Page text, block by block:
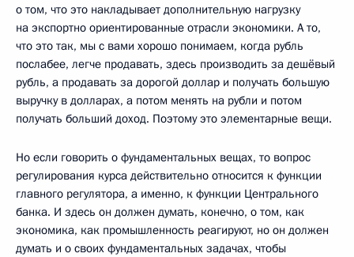
о том, что это накладывает дополнительную нагрузку
на экспортно ориентированные отрасли экономики. А то,
что это так, мы с вами хорошо понимаем, когда рубль
послабее, легче продавать, здесь производить за дешёвый
рубль, а продавать за дорогой доллар и получать большую
выручку в долларах, а потом менять на рубли и потом
получать больший доход. Поэтому это элементарные вещи.
Но если говорить о фундаментальных вещах, то вопрос
регулирования курса действительно относится к функции
главного регулятора, а именно, к функции Центрального
банка. И здесь он должен думать, конечно, о том, как
экономика, как промышленность реагируют, но он должен
думать и о своих фундаментальных задачах, чтобы